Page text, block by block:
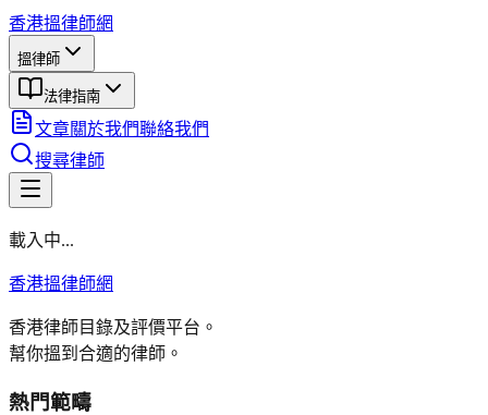
香港搵律師網
搵律師
法律指南
文章關於我們聯絡我們
搜尋律師
載入中...
香港搵律師網
香港律師目錄及評價平台。
幫你搵到合適的律師。
熱門範疇